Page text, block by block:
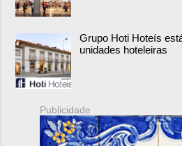
Grupo Hoti Hoteís
unidades hoteleiras
Publicidade